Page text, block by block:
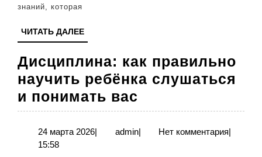
знаний, которая
ЧИТАТЬ ДАЛЕЕЧИТАТЬ
ДАЛЕЕ
Дисциплина: как правильно
научить ребёнка слушаться
и понимать вас
как
правильно
24 марта 202624
| adminadmin
| Нет комментария|
15:58